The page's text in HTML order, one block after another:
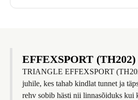
EFFEXSPORT (TH202)
TRIANGLE EFFEXSPORT
juhile, kes tahab kindlat tunnet ja
rehv sobib hästi nii linnasõiduks kui